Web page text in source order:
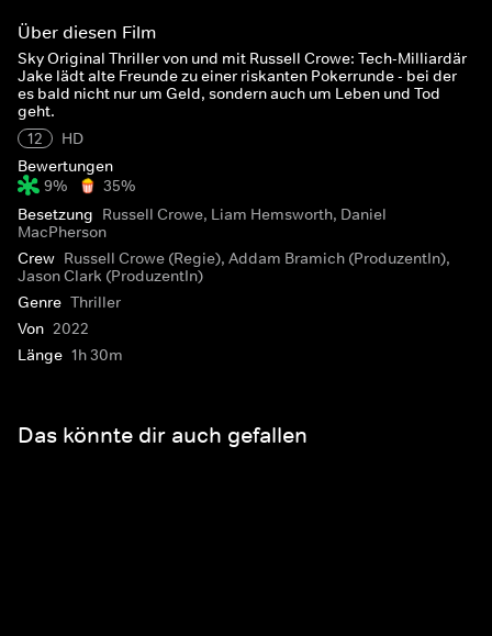
Über diesen Film
Sky Original Thriller von und mit Russell Crowe: Tech-Milliardär
Jake lädt alte Freunde zu einer riskanten Pokerrunde - bei der
es bald nicht nur um Geld, sondern auch um Leben und Tod
geht.
12
HD
Bewertungen
9%
35%
Besetzung Russell Crowe, Liam Hemsworth, Daniel
MacPherson
Crew Russell Crowe (Regie), Addam Bramich (ProduzentIn),
Jason Clark (ProduzentIn)
Genre Thriller
Von 2022
Länge 1h 30m
Das könnte dir auch gefallen